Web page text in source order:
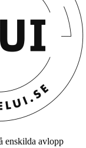
enskilda avlopp